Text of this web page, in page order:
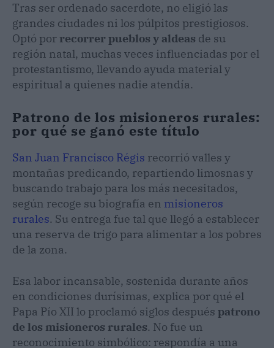
Tras ser ordenado sacerdote, no eligió las
grandes ciudades ni los púlpitos prestigiosos.
Optó por recorrer pueblos y aldeas de su
región natal, muchas veces influenciadas por el
protestantismo, llevando ayuda material y
espiritual a quienes nadie atendía.
Patrono de los misioneros rurales:
por qué se ganó este título
San Juan Francisco Régis recorrió valles y
montañas predicando, repartiendo limosnas y
buscando trabajo para los más necesitados,
según recoge su biografía en misioneros
rurales. Su entrega fue tal que llegó a establecer
una reserva de trigo para alimentar a los pobres
de la zona.
Esa labor incansable, sostenida durante años
en condiciones durísimas, explica por qué el
Papa Pío XII lo proclamó siglos después patrono
de los misioneros rurales. No fue un
reconocimiento simbólico: respondía a una